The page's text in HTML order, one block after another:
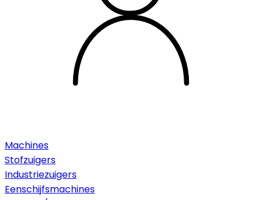
Machines
Stofzuigers
Industriezuigers
Eenschijfsmachines